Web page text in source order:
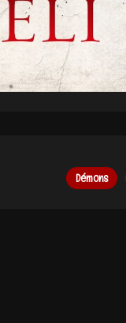
Démons